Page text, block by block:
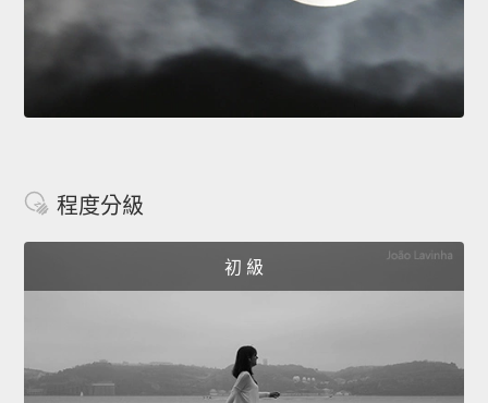
程度分級
初 級